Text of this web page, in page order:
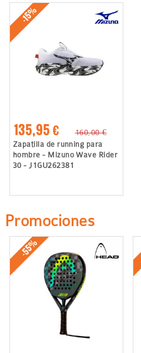
-15%
135,95 €
160,00 €
Zapatilla de running para
hombre - Mizuno Wave Rider
30 - J1GU262381
Promociones
-55%